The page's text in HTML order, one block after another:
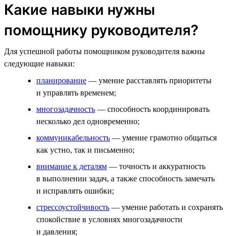
Какие навыки нужны
помощнику руководителя?
Для успешной работы помощником руководителя важны
следующие навыки:
планирование — умение расставлять приоритеты
и управлять временем;
многозадачность — способность координировать
несколько дел одновременно;
коммуникабельность — умение грамотно общаться
как устно, так и письменно;
внимание к деталям — точность и аккуратность
в выполнении задач, а также способность замечать
и исправлять ошибки;
стрессоустойчивость — умение работать и сохранять
спокойствие в условиях многозадачности
и давления;